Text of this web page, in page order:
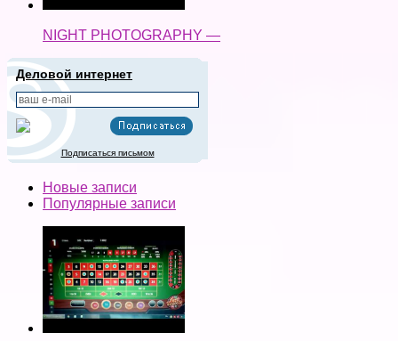
NIGHT PHOTOGRAPHY —
Деловой интернет
Подписаться письмом
Новые записи
Популярные записи